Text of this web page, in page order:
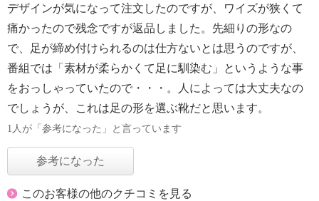
デザインが気になって注文したのですが、ワイズが狭くて
痛かったので残念ですが返品しました。先細りの形なの
で、足が締め付けられるのは仕方ないとは思うのですが、
番組では「素材が柔らかくて足に馴染む」というような事
をおっしゃっていたので・・・。人によっては大丈夫なの
でしょうが、これは足の形を選ぶ靴だと思います。
1人が「参考になった」と言っています
参考になった
このお客様の他のクチコミを見る